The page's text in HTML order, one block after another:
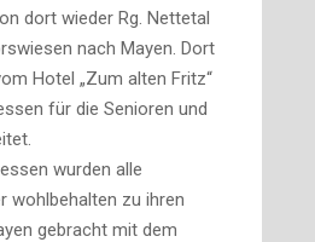
dort wieder Rg. Nettetal
nach Mayen. Dort
Hotel „Zum alten Fritz“
für die Senioren und
wurden alle
wohlbehalten zu ihren
gebracht mit dem